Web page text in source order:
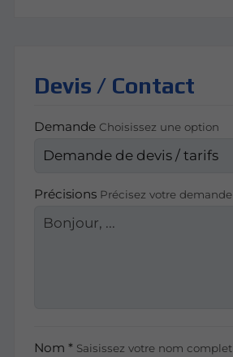
Devis / Contact
Demande Choisissez une option
Précisions Précisez votre demande
Nom * Saisissez votre nom complet